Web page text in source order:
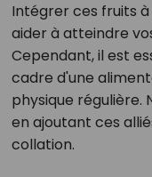
Intégrer ces fruits
aider à atteindre
Cependant, il est
cadre d'une
physique régulière.
en ajoutant ces
collation.